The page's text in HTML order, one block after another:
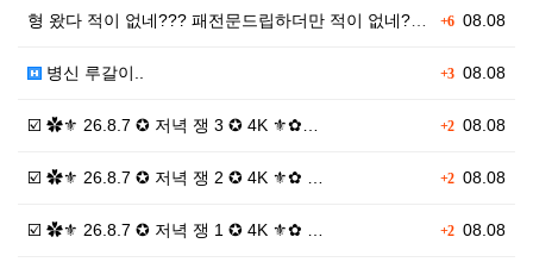
+608.08
형 왔다 적이 없네??? 패전문드립하더만 적이 없네??…
+308.08
병신 루갈이..
+208.08
☑️ ✿⚜ 26.8.7 ✪ 저녁 쟁 3 ✪ 4K ⚜✿…
+208.08
☑️ ✿⚜ 26.8.7 ✪ 저녁 쟁 2 ✪ 4K ⚜✿ …
+208.08
☑️ ✿⚜ 26.8.7 ✪ 저녁 쟁 1 ✪ 4K ⚜✿ …